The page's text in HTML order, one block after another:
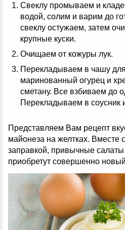
Свеклу промываем и
водой, солим и варим до
свеклу остужаем, затем
крупные куски.
Очищаем от кожуры лук.
Перекладываем в чашу для
маринованный огурец и
сметану. Все взбиваем до
Перекладываем в соусник
Представляем Вам рецепт
майонеза на желтках. Вместе
заправкой, привычные салаты
приобретут совершенно